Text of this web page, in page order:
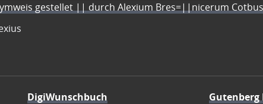
gestellet || durch Alexium Bres=||nicerum
DigiWunschbuch
Gutenberg